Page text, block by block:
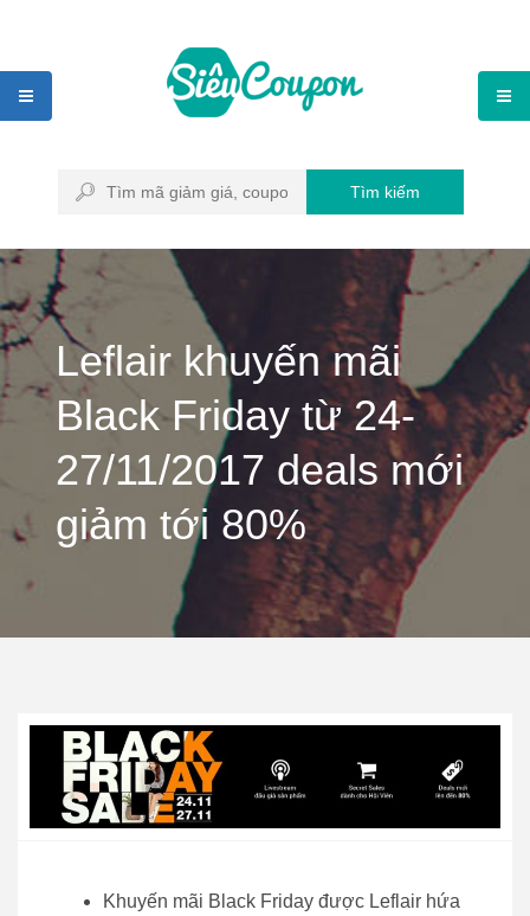
Tìm kiếm
Leflair khuyến mãi
Black Friday từ 24-
27/11/2017 deals mới
giảm tới 80%
Khuyến mãi Black Friday được Leflair hứa